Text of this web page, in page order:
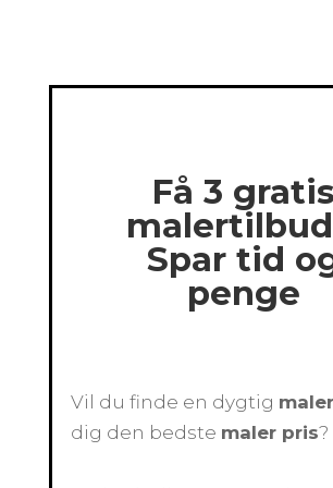
Få 3 gratis
Spar tid
penge
Vil du finde en dygtig maler
dig den bedste maler pris?